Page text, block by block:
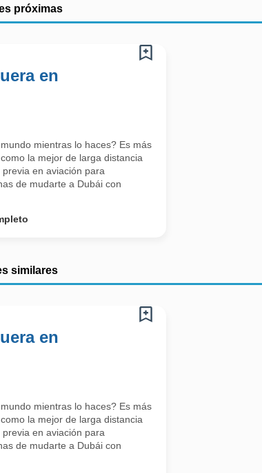
próximas
en
mientras lo haces? Es más
la mejor de larga distancia
en aviación para
de mudarte a Dubái con
similares
en
mientras lo haces? Es más
la mejor de larga distancia
en aviación para
de mudarte a Dubái con